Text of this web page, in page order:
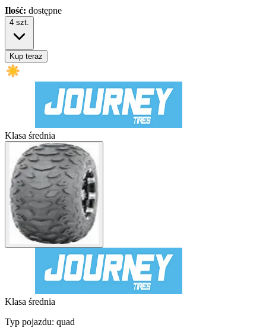
Ilość: dostępne
4 szt.
Kup teraz
Klasa średnia
Klasa średnia
Typ pojazdu: quad